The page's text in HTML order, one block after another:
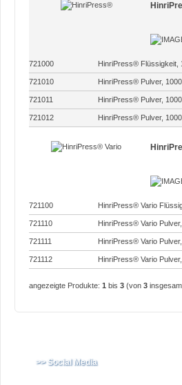
721000 HinriPress® Flüssigkeit,
721010 HinriPress® Pulver,
721011 HinriPress® Pulver,
721012 HinriPress® Pulver,
721100 HinriPress® Vario
721110 HinriPress® Vario
721111 HinriPress® Vario
721112 HinriPress® Vario
angezeigte Produkte: 1 bis 3 (von 3
>> Social Media